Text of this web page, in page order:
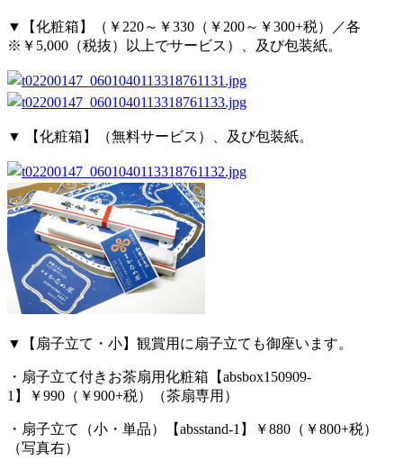
▼【化粧箱】（￥220～￥330（￥200～￥300+税）／各
※￥5,000（税抜）以上でサービス）、及び包装紙。
▼ 【化粧箱】（無料サービス）、及び包装紙。
▼【扇子立て・小】観賞用に扇子立ても御座います。
・扇子立て付きお茶扇用化粧箱【absbox150909-
1】￥990（￥900+税）（茶扇専用）
・扇子立て（小・単品）【absstand-1】￥880（￥800+税）
（写真右）